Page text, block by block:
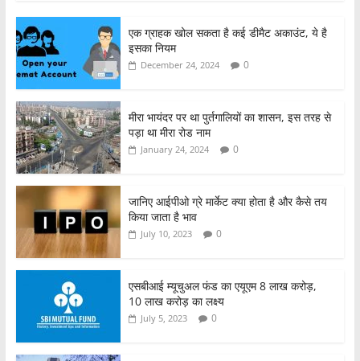
c
e
b
o
o
k
itt
er s
A
p
e
एक ग्राहक खोल सकता है कई डीमैट अकाउंट, ये है
इसका नियम
December 24, 2024 0
मीरा भायंदर पर था पुर्तगालियों का शासन, इस तरह से
पड़ा था मीरा रोड नाम
January 24, 2024 0
जानिए आईपीओ ग्रे मार्केट क्या होता है और कैसे तय
किया जाता है भाव
July 10, 2023 0
एसबीआई म्यूचुअल फंड का एयूएम 8 लाख करोड़,
10 लाख करोड़ का लक्ष्य
July 5, 2023 0